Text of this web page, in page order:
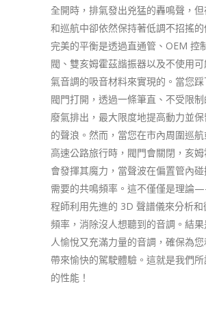
全開時，排氣發出兇猛的轟鳴聲，
和巡航中卻依然保持著低調不招搖
完美的平衡是透過直通管、OEM 控
閥、雙亥姆霍茲諧振器以及不使用
氣音調的吸音材料來實現的。當您踩
閥門打開，透過一條筆直、不受限
廢氣排出，最大限度地提高動力並
的聲浪。然而，當您在市內周圍巡
高速公路旅行時，閥門會關閉，亥
會發揮其魔力，當聲波在偏置管內
需要的共鳴頻率。這不僅僅是理論
程師利用先進的 3D 聲譜儀來分析和
頻率，消除沒人想聽到的音調。結
人愉悅又充滿力量的音調，確保為
帶來愉快的駕駛體驗。這就是我們
的性能！